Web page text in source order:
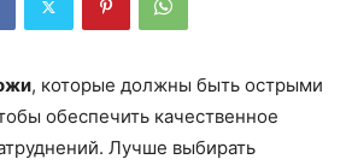
, которые должны быть острыми
обеспечить качественное
Лучше выбирать